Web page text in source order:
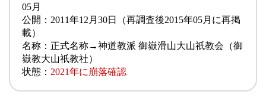
05月
公開：2011年12月30日（再調査後2015年05月に再掲
載）
名称：正式名称→神道教派 御嶽滑山大山祇教会（御
嶽教大山祇教社）
状態： 2021年に崩落確認